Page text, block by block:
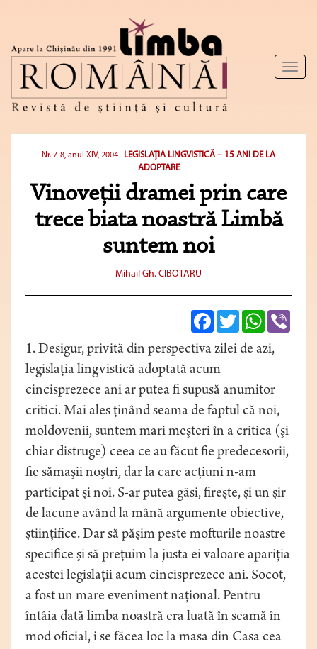
Toggle
Nr. 7-8, anul XIV, 2004
LEGISLAŢIA LINGVISTICĂ – 15 ANI DE LA
ADOPTARE
Vinoveţii dramei prin care
trece biata noastră Limbă
suntem noi
Mihail Gh. CIBOTARU
FacebookTwitterWhatsApp
1. Desigur, privită din perspectiva zilei de azi,
legislaţia lingvistică adoptată acum
cincisprezece ani ar putea fi supusă anumitor
critici. Mai ales ţinând seama de faptul că noi,
moldovenii, suntem mari meşteri în a critica (şi
chiar distruge) ceea ce au făcut fie predecesorii,
fie sămaşii noştri, dar la care acţiuni n-am
participat şi noi. S-ar putea găsi, fireşte, şi un şir
de lacune având la mână argumente obiective,
ştiinţifice. Dar să păşim peste mofturile noastre
specifice şi să preţuim la justa ei valoare apariţia
acestei legislaţii acum cincisprezece ani. Socot,
a fost un mare eveniment naţional. Pentru
întâia dată limba noastră era luată în seamă în
mod oficial, i se făcea loc la masa din Casa cea